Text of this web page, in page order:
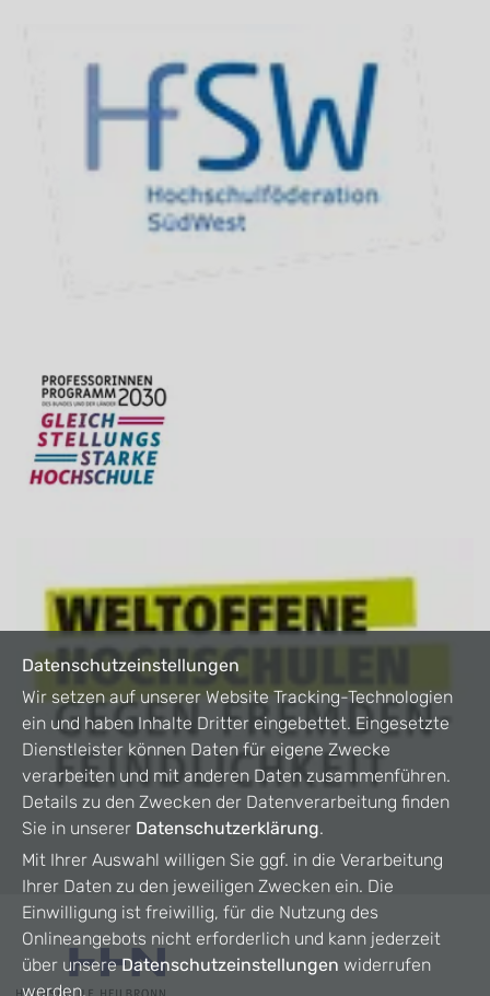
Datenschutzeinstellungen
Wir setzen auf unserer Website Tracking-Technologien
ein und haben Inhalte Dritter eingebettet. Eingesetzte
Dienstleister können Daten für eigene Zwecke
verarbeiten und mit anderen Daten zusammenführen.
Details zu den Zwecken der Datenverarbeitung finden
Sie in unserer Datenschutzerklärung.
Mit Ihrer Auswahl willigen Sie ggf. in die Verarbeitung
Ihrer Daten zu den jeweiligen Zwecken ein. Die
Einwilligung ist freiwillig, für die Nutzung des
Onlineangebots nicht erforderlich und kann jederzeit
über unsereDatenschutzeinstellungen widerrufen
werden.